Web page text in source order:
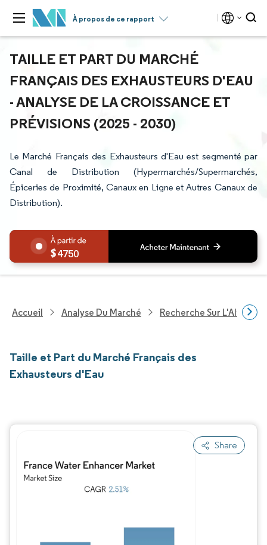
À propos de ce rapport
TAILLE ET PART DU MARCHÉ
FRANÇAIS DES EXHAUSTEURS D'EAU
- ANALYSE DE LA CROISSANCE ET
PRÉVISIONS (2025 - 2030)
Le Marché Français des Exhausteurs d'Eau est segmenté par
Canal de Distribution (Hypermarchés/Supermarchés,
Épiceries de Proximité, Canaux en Ligne et Autres Canaux de
Distribution).
4750
Accueil Analyse Du Marché Recherche Sur
Taille et Part du Marché Français des
Exhausteurs d'Eau
Share